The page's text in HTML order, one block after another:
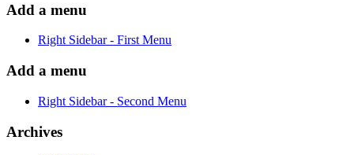
Add a menu
Right Sidebar - First Menu
Add a menu
Right Sidebar - Second Menu
Archives